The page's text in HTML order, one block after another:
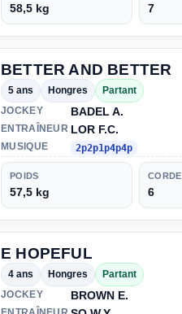
58,5 kg 7
BETTER AND BETTER
5 ans Hongres
Partant
JOCKEY
BADEL A.
ENTRAÎNEUR LOR F.C.
MUSIQUE 2p2p1p4p4p
POIDS
57,5 kg
CORDE
6
E HOPEFUL
4 ans Hongres
Partant
JOCKEY
BROWN E.